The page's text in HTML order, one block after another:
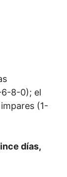
8-0); el
(1-
días,